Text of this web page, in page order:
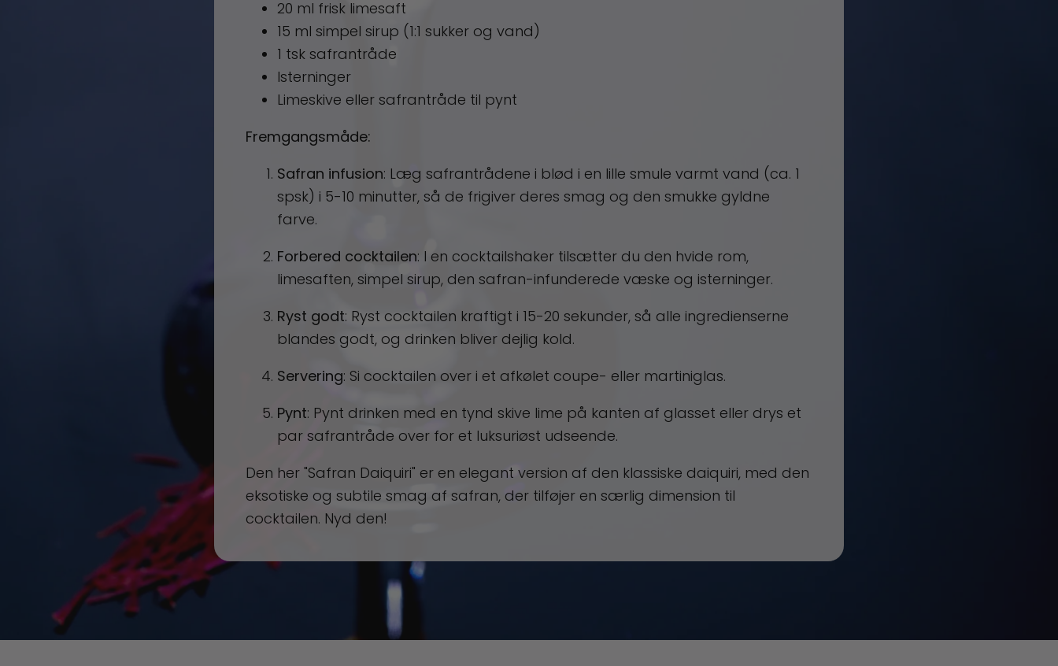
20 ml frisk limesaft
15 ml simpel sirup (1:1 sukker og vand)
1 tsk safrantråde
Isterninger
Limeskive eller safrantråde til pynt
Fremgangsmåde:
Safran infusion: Læg safrantrådene i blød i en lille smule varmt vand (ca. 1
spsk) i 5-10 minutter, så de frigiver deres smag og den smukke gyldne
farve.
Forbered cocktailen: I en cocktailshaker tilsætter du den hvide rom,
limesaften, simpel sirup, den safran-infunderede væske og isterninger.
Ryst godt: Ryst cocktailen kraftigt i 15-20 sekunder, så alle ingredienserne
blandes godt, og drinken bliver dejlig kold.
Servering: Si cocktailen over i et afkølet coupe- eller martiniglas.
Pynt: Pynt drinken med en tynd skive lime på kanten af glasset eller drys et
par safrantråde over for et luksuriøst udseende.
Den her "Safran Daiquiri" er en elegant version af den klassiske daiquiri, med den
eksotiske og subtile smag af safran, der tilføjer en særlig dimension til
cocktailen. Nyd den!